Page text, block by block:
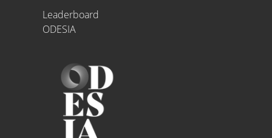
Leaderboard
ODESIA